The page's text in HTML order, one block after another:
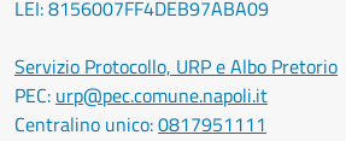
LEI: 8156007FF4DEB97ABA09
Servizio Protocollo, URP e Albo Pretorio
PEC: urp@pec.comune.napoli.it
Centralino unico:0817951111